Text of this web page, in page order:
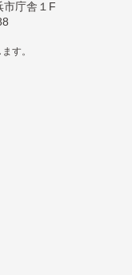
市庁舎１F
す。